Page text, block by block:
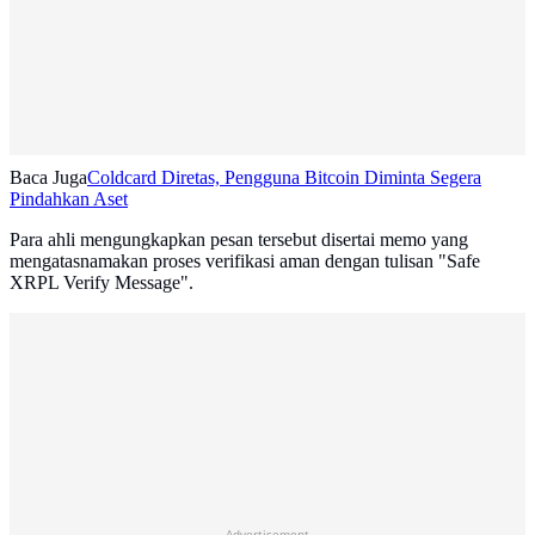
Baca JugaColdcard Diretas, Pengguna Bitcoin Diminta Segera
Pindahkan Aset
Para ahli mengungkapkan pesan tersebut disertai memo yang
mengatasnamakan proses verifikasi aman dengan tulisan "Safe
XRPL Verify Message".